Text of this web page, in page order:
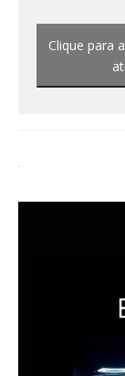
Clique para